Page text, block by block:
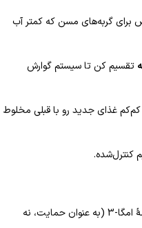
برای گربه‌های مسن که کمتر آب
تقسیم کن تا سیستم گوارش
کم‌کم غذای جدید رو با قبلی مخلوط
کنترل‌شده.
به‌واسطهٔ امگا-3 (به عنوان حمایت، نه